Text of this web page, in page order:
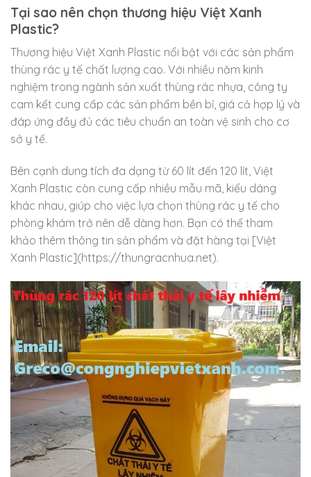
Tại sao nên chọn thương hiệu Việt Xanh
Plastic?
Thương hiệu Việt Xanh Plastic nổi bật với các sản phẩm
thùng rác y tế chất lượng cao. Với nhiều năm kinh
nghiệm trong ngành sản xuất thùng rác nhựa, công ty
cam kết cung cấp các sản phẩm bền bỉ, giá cả hợp lý và
đáp ứng đầy đủ các tiêu chuẩn an toàn vệ sinh cho cơ
sở y tế.
Bên cạnh dung tích đa dạng từ 60 lít đến 120 lít, Việt
Xanh Plastic còn cung cấp nhiều mẫu mã, kiểu dáng
khác nhau, giúp cho việc lựa chọn thùng rác y tế cho
phòng khám trở nên dễ dàng hơn. Bạn có thể tham
khảo thêm thông tin sản phẩm và đặt hàng tại [Việt
Xanh Plastic](https://thungracnhua.net).